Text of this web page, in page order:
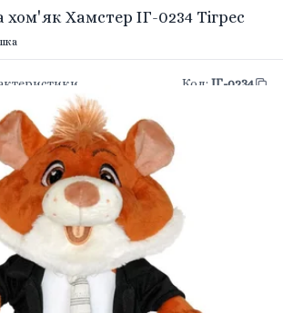
Хамстер ІГ-0234 Тігрес
Код: ІГ-0234